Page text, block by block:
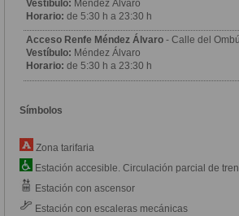
Vestíbulo: Méndez Álvaro
Horario: de 5:30 h a 23:30 h
Acceso Renfe Méndez Álvaro - Calle del
Vestíbulo: Méndez Álvaro
Horario: de 5:30 h a 23:30 h
Símbolos
Zona tarifaria
Estación accesible. Circulación parcial de
Estación con ascensor
Estación con escaleras mecánicas